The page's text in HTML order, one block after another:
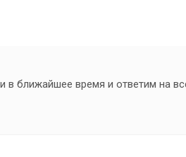
в ближайшее время и ответим на